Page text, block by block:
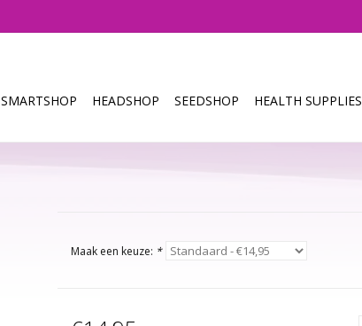
SMARTSHOP HEADSHOP SEEDSHOP HEALTH SUPPLIES
Maak een keuze: *